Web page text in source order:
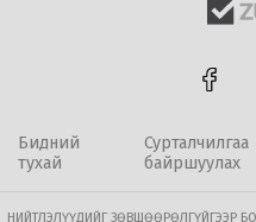
Бидний
тухай
Сурталчилгаа
байршуулах
НИЙТЛЭЛҮҮДИЙГ ЗӨВШӨӨРӨЛГҮЙГЭЭР